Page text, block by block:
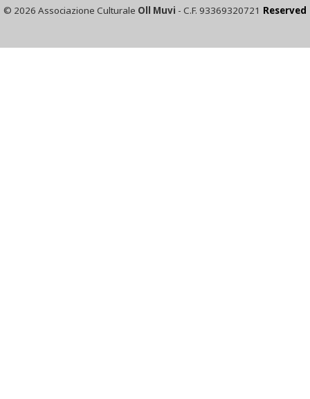
© 2026 Associazione Culturale Oll Muvi - C.F. 93369320721 Reserved